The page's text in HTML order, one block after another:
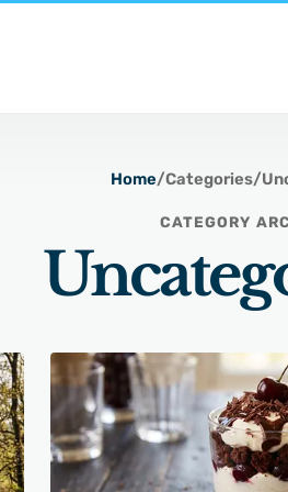
Home/Categories/
CATEGORY